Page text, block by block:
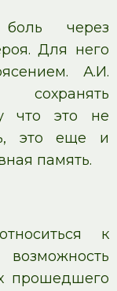
через
Для него
А.И.
что это не
это еще и
память.
к
прошедшего